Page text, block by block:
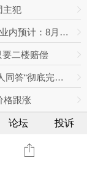
主犯
燃油附加费“三连降”，暑运机票钱反而更贵！业内预计：8月下旬将迎回落拐点
二楼赔偿
老物·家风丨炮火中诞生的一本兵役证，三代人同答“彻底完成任务”
格跟涨
论坛 投诉